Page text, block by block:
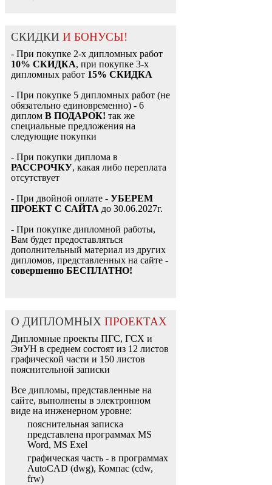
СКИДКИ И БОНУСЫ!
- При покупке 2-х дипломных работ
10% СКИДКА, при покупке 3-х
дипломных работ 15% СКИДКА
- При покупке 5 дипломных работ (не
обязательно единовременно) - 6
диплом В ПОДАРОК! так же
специальные предложения на
следующие покупки
- При покупки диплома в
РАССРОЧКУ, какая либо переплата
отсутствует
- При двойной оплате - УБЕРЕМ
ПРОЕКТ С САЙТА до 30.06.2027г.
- При покупке дипломной работы,
Вам будет предоставляться
дополнительный материал из других
дипломов, представленных на сайте -
совершенно БЕСПЛАТНО!
О ДИПЛОМНЫХ ПРОЕКТАХ
Дипломные проекты ПГС, ГСХ и
ЭиУН в среднем состоят из 12 листов
графической части и 150 листов
пояснительной записки
Все дипломы, представленные на
сайте, выполнены в электронном
виде на инженерном уровне:
пояснительная записка
представлена программах MS
Word, MS Exel
графическая часть - в программах
AutoCAD (dwg), Компас (cdw,
frw)